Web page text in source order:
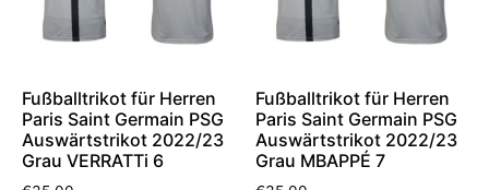
Fußballtrikot für Herren
Paris Saint Germain PSG
Auswärtstrikot 2022/23
Grau VERRATTi 6
Fußballtrikot für Herren
Paris Saint Germain PSG
Auswärtstrikot 2022/23
Grau MBAPPÉ 7